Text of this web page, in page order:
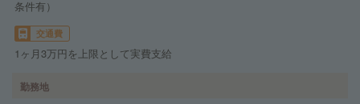
条件有）
交通費
1ヶ月3万円を上限として実費支給
勤務地